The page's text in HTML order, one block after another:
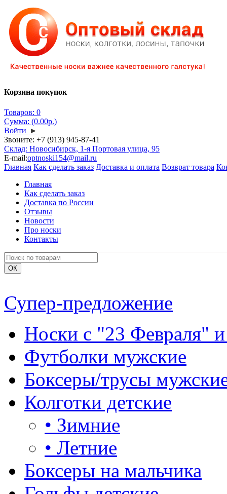
Корзина покупок
Товаров: 0
Сумма: (0.00р.)
Войти ►
Звоните: +7 (913) 945-87-41
Склад: Новосибирск, 1-я Портовая улица, 95
E-mail:optnoski154@mail.ru
Главная Как сделать заказ Доставка и оплата Возврат товара
Главная
Как сделать заказ
Доставка по России
Отзывы
Новости
Про носки
Контакты
Супер-предложение
Носки с "23 Февраля"
Футболки мужские
Боксеры/трусы
Колготки детские
• Зимние
• Летние
Боксеры на мальчика